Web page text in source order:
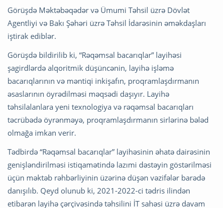
Görüşdə Məktəbəqədər və Ümumi Təhsil üzrə Dövlət
Agentliyi və Bakı Şəhəri üzrə Təhsil İdarəsinin əməkdaşları
iştirak ediblər.
Görüşdə bildirilib ki, “Rəqəmsal bacarıqlar” layihəsi
şagirdlərdə alqoritmik düşüncənin, layihə işləmə
bacarıqlarının və məntiqi inkişafın, proqramlaşdırmanın
əsaslarının öyrədilməsi məqsədi daşıyır. Layihə
təhsilalanlara yeni texnologiya və rəqəmsal bacarıqları
təcrübədə öyrənməyə, proqramlaşdırmanın sirlərinə bələd
olmağa imkan verir.
Tədbirdə “Rəqəmsal bacarıqlar” layihəsinin əhatə dairəsinin
genişləndirilməsi istiqamətində lazımi dəstəyin göstərilməsi
üçün məktəb rəhbərliyinin üzərinə düşən vəzifələr barədə
danışılıb. Qeyd olunub ki, 2021-2022-ci tədris ilindən
etibarən layihə çərçivəsində təhsilini İT sahəsi üzrə davam